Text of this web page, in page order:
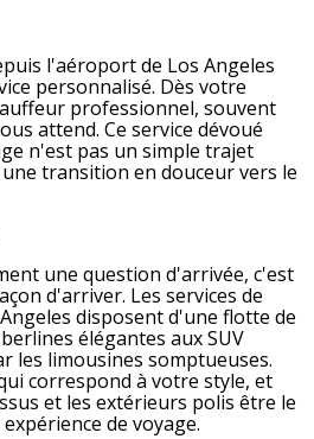
l'aéroport de Los Angeles
personnalisé. Dès votre
professionnel, souvent
attend. Ce service dévoué
n'est pas un simple trajet
transition en douceur vers le
une question d'arrivée, c'est
d'arriver. Les services de
disposent d'une flotte de
élégantes aux SUV
les limousines somptueuses.
correspond à votre style, et
et les extérieurs polis être le
de voyage.